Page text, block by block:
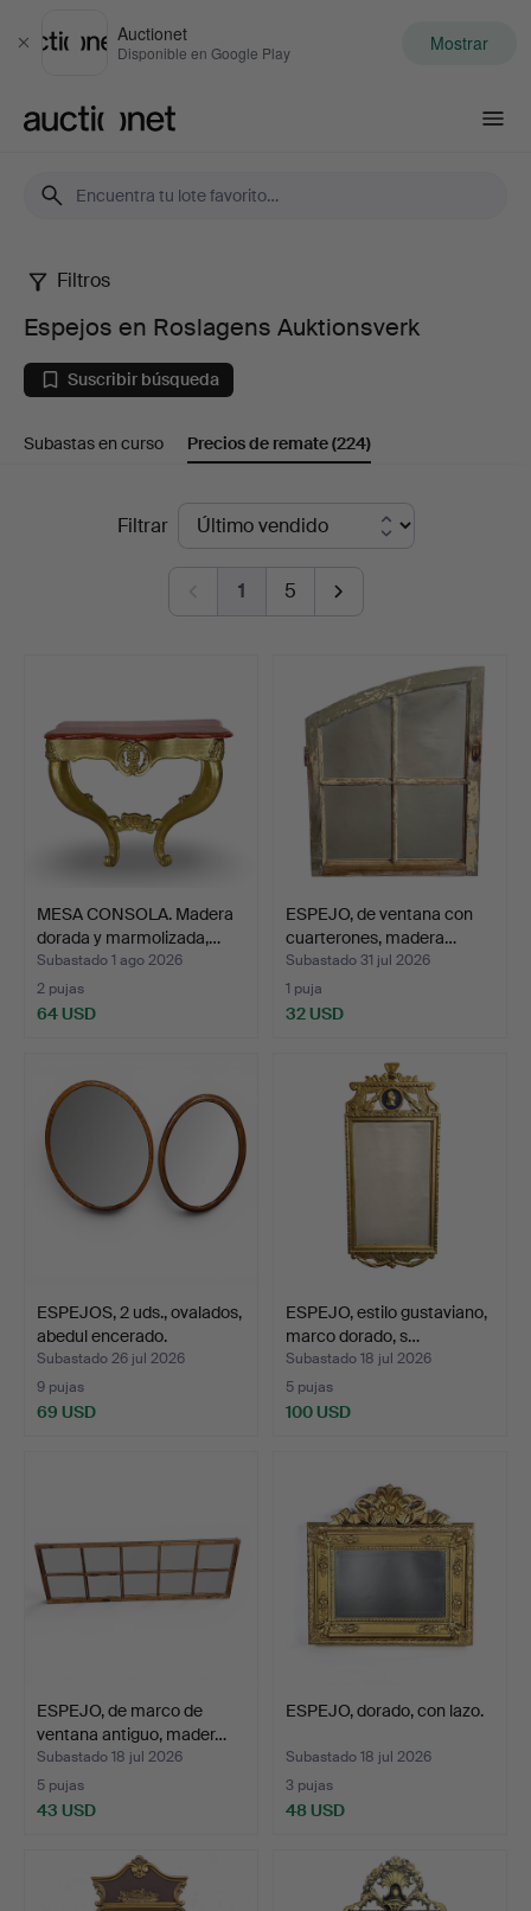
Cerrar
Auctionet
Disponible en Google Play Mostrar
Espejos
en
Roslagens
Auktionsverk
Filtros
Espejos en Roslagens Auktionsverk
Suscribir búsqueda
Subastas en curso Precios de remate(224)
Filtrar
1 5
MESA CONSOLA. Madera
dorada y marmolizada,…
Subastado 1 ago 2026
2 pujas
64 USD
ESPEJO, de ventana con
cuarterones, madera…
Subastado 31 jul 2026
1 puja
32 USD
ESPEJOS, 2 uds., ovalados,
abedul encerado.
Subastado 26 jul 2026
9 pujas
69 USD
ESPEJO, estilo gustaviano,
marco dorado, s…
Subastado 18 jul 2026
5 pujas
100 USD
ESPEJO, de marco de
ventana antiguo, mader…
Subastado 18 jul 2026
5 pujas
43 USD
ESPEJO, dorado, con lazo.
Subastado 18 jul 2026
3 pujas
48 USD